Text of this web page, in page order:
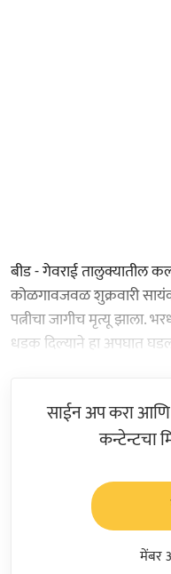
बीड - गेवराई तालुक्यातील
कोळगावजवळ शुक्रवारी
पत्नीचा जागीच मृत्यू झाला.
धडक दिल्याने हा अपघात
साईन अप करा
कन्टेन्टचा
मेंबर